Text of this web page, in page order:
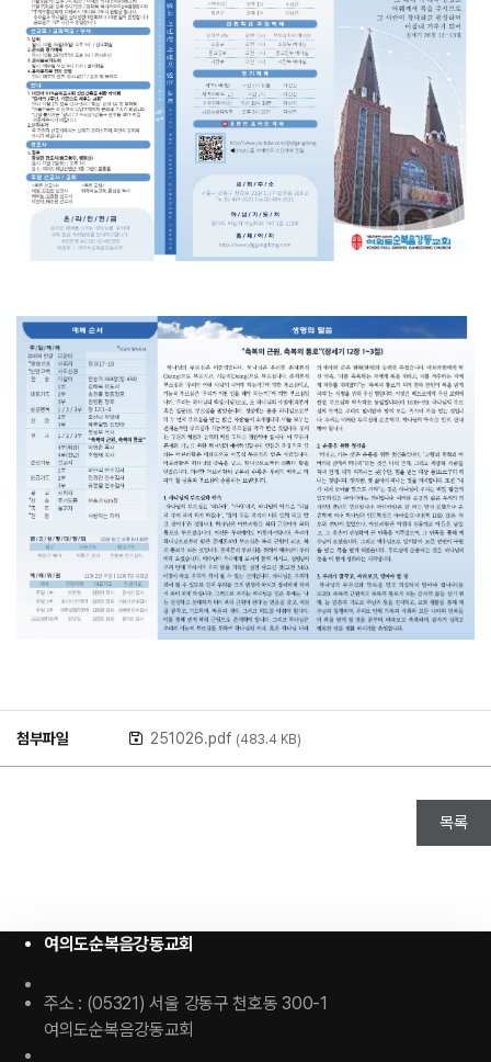
첨부파일 251026.pdf (483.4 KB)
목록
여의도순복음강동교회
주소 : (05321) 서울 강동구 천호동 300-1
여의도순복음강동교회